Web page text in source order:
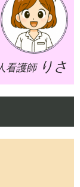
看護師 りさ